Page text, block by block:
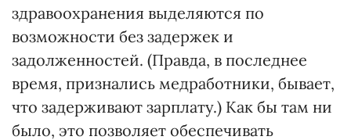
здравоохранения выделяются по
возможности без задержек и
задолженностей. (Правда, в последнее
время, признались медработники, бывает,
что задерживают зарплату.) Как бы там ни
было, это позволяет обеспечивать